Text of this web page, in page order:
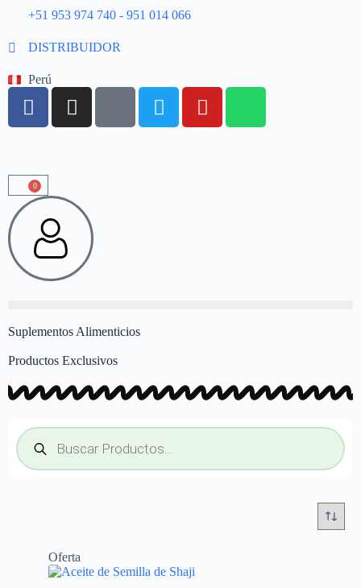
+51 953 974 740 - 951 014 066
DISTRIBUIDOR
Perú
0
Suplementos Alimenticios
Productos Exclusivos
Oferta